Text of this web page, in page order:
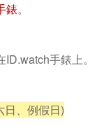
錶。
手錶上。
、例假日)